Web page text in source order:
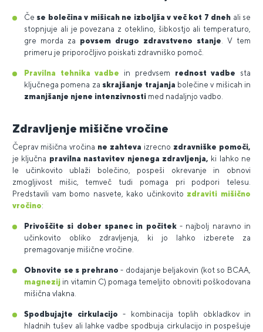
Če se bolečina v mišicah ne izboljša v več kot 7 dneh ali se
stopnjuje ali je povezana z oteklino, šibkostjo ali temperaturo,
gre morda za povsem drugo zdravstveno stanje . V tem
primeru je priporočljivo poiskati zdravniško pomoč.
Pravilna tehnika vadbe in predvsem rednost vadbe sta
ključnega pomena za skrajšanje trajanja bolečine v mišicah in
zmanjšanje njene intenzivnosti med nadaljnjo vadbo.
Zdravljenje mišične vročine
Čeprav mišična vročina ne zahteva izrecno zdravniške pomoči,
je ključna pravilna nastavitev njenega zdravljenja, ki lahko ne
le učinkovito ublaži bolečino, pospeši okrevanje in obnovi
zmogljivost mišic, temveč tudi pomaga pri podpori telesu.
Predstavili vam bomo nasvete, kako učinkovito zdraviti mišično
vročino:
Privoščite si dober spanec in počitek - najbolj naravno in
učinkovito obliko zdravljenja, ki jo lahko izberete za
premagovanje mišične vročine.
Obnovite se s prehrano- dodajanje beljakovin (kot so BCAA,
magnezij in vitamin C) pomaga temeljito obnoviti poškodovana
mišična vlakna.
Spodbujajte cirkulacijo- kombinacija toplih obkladkov in
hladnih tušev ali lahke vadbe spodbuja cirkulacijo in pospešuje